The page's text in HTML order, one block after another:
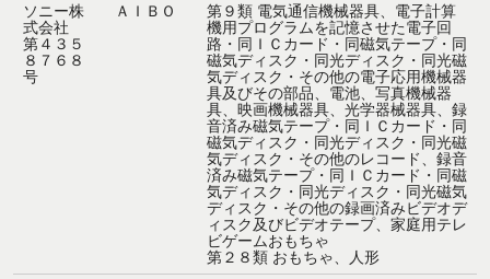
ソニー株
式会社
第４３５
８７６８
号
ＡＩＢＯ 第９類電気通信機械器具、電子計算
機用プログラムを記憶させた電子回
路・同ＩＣカード・同磁気テープ・同
磁気ディスク・同光ディスク・同光磁
気ディスク・その他の電子応用機械器
具及びその部品、電池、写真機械器
具、映画機械器具、光学器械器具、録
音済み磁気テープ・同ＩＣカード・同
磁気ディスク・同光ディスク・同光磁
気ディスク・その他のレコード、録音
済み磁気テープ・同ＩＣカード・同磁
気ディスク・同光ディスク・同光磁気
ディスク・その他の録画済みビデオデ
ィスク及びビデオテープ、家庭用テレ
ビゲームおもちゃ
第２８類おもちゃ、人形